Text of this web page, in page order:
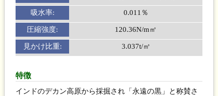
吸水率: 0.011％
圧縮強度: 120.36N/m㎡
見かけ比重: 3.037t/㎥
特徴
インドのデカン高原から採掘され「永遠の黒」と称賛さ